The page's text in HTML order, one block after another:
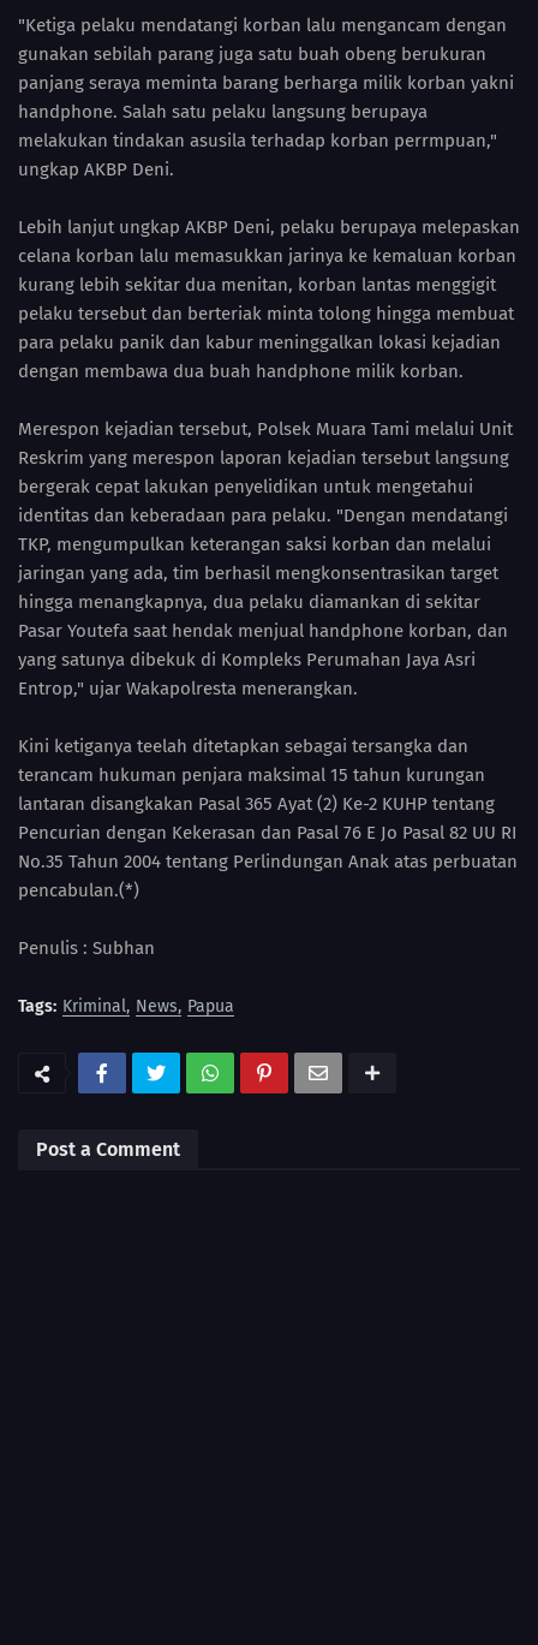
"Ketiga pelaku mendatangi korban lalu mengancam dengan
gunakan sebilah parang juga satu buah obeng berukuran
panjang seraya meminta barang berharga milik korban yakni
handphone. Salah satu pelaku langsung berupaya
melakukan tindakan asusila terhadap korban perrmpuan,"
ungkap AKBP Deni.
Lebih lanjut ungkap AKBP Deni, pelaku berupaya melepaskan
celana korban lalu memasukkan jarinya ke kemaluan korban
kurang lebih sekitar dua menitan, korban lantas menggigit
pelaku tersebut dan berteriak minta tolong hingga membuat
para pelaku panik dan kabur meninggalkan lokasi kejadian
dengan membawa dua buah handphone milik korban.
Merespon kejadian tersebut, Polsek Muara Tami melalui Unit
Reskrim yang merespon laporan kejadian tersebut langsung
bergerak cepat lakukan penyelidikan untuk mengetahui
identitas dan keberadaan para pelaku. "Dengan mendatangi
TKP, mengumpulkan keterangan saksi korban dan melalui
jaringan yang ada, tim berhasil mengkonsentrasikan target
hingga menangkapnya, dua pelaku diamankan di sekitar
Pasar Youtefa saat hendak menjual handphone korban, dan
yang satunya dibekuk di Kompleks Perumahan Jaya Asri
Entrop," ujar Wakapolresta menerangkan.
Kini ketiganya teelah ditetapkan sebagai tersangka dan
terancam hukuman penjara maksimal 15 tahun kurungan
lantaran disangkakan Pasal 365 Ayat (2) Ke-2 KUHP tentang
Pencurian dengan Kekerasan dan Pasal 76 E Jo Pasal 82 UU RI
No.35 Tahun 2004 tentang Perlindungan Anak atas perbuatan
pencabulan.(*)
Penulis : Subhan
Tags: Kriminal News Papua
Post a Comment